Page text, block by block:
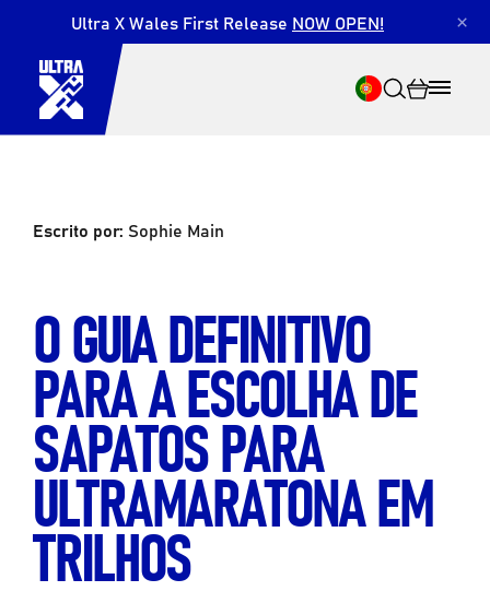
Ultra X Wales First Release NOW OPEN! ×
Escrito por: Sophie Main
O GUIA DEFINITIVO
PARA A ESCOLHA DE
SAPATOS PARA
ULTRAMARATONA EM
TRILHOS